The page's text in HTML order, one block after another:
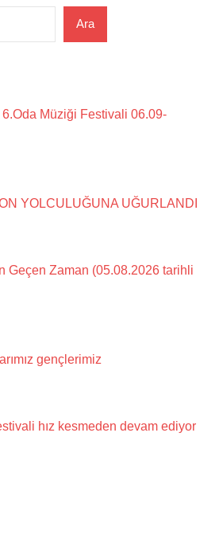
Ara
Müziği Festivali 06.09-
YOLCULUĞUNA UĞURLANDI
Geçen Zaman (05.08.2026 tarihli
gençlerimiz
hız kesmeden devam ediyor